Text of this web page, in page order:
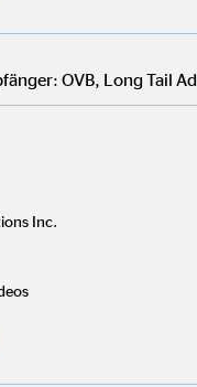
in
Berater
Felder müssen
bearbeiten
OVB, Long Tail
Inc.